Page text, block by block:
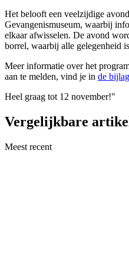
Het belooft een veelzijdige
Gevangenismuseum, waarbij
elkaar afwisselen. De avond
borrel, waarbij alle gelegenheid
Meer informatie over het
aan te melden, vind je in de
Heel graag tot 12 november!"
Vergelijkbare
Meest recent